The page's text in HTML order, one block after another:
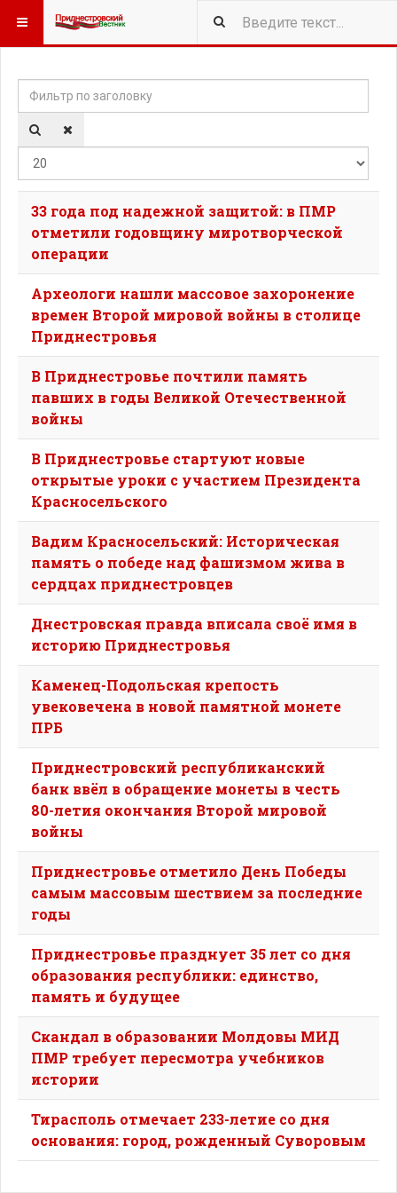
Фильтр по заголовку
33 года под надежной защитой: в ПМР
отметили годовщину миротворческой
операции
Археологи нашли массовое захоронение
времен Второй мировой войны в столице
Приднестровья
В Приднестровье почтили память
павших в годы Великой Отечественной
войны
В Приднестровье стартуют новые
открытые уроки с участием Президента
Красносельского
Вадим Красносельский: Историческая
память о победе над фашизмом жива в
сердцах приднестровцев
Днестровская правда вписала своё имя в
историю Приднестровья
Каменец-Подольская крепость
увековечена в новой памятной монете
ПРБ
Приднестровский республиканский
банк ввёл в обращение монеты в честь
80-летия окончания Второй мировой
войны
Приднестровье отметило День Победы
самым массовым шествием за последние
годы
Приднестровье празднует 35 лет со дня
образования республики: единство,
память и будущее
Скандал в образовании Молдовы МИД
ПМР требует пересмотра учебников
истории
Тирасполь отмечает 233-летие со дня
основания: город, рожденный Суворовым